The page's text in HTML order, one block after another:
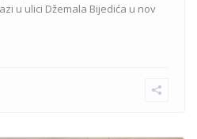
u ulici Džemala Bijedića u nov